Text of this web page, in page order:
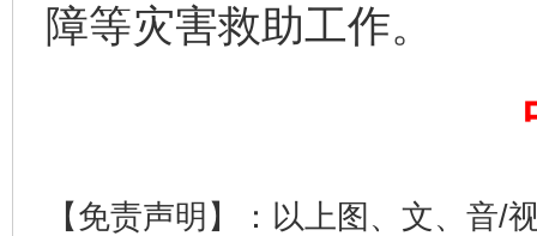
障等灾害救助工作。
【免责声明】：以上图、文、音/
完善运行机制助力责任有效落实